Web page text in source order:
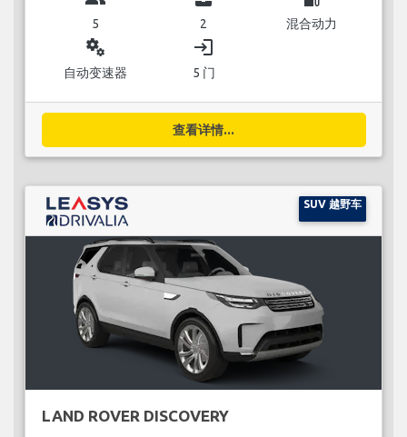
5 2 混合动力
miscellaneous_services
自动变速器
login
5 门
查看详情...
SUV 越野车
LAND ROVER DISCOVERY